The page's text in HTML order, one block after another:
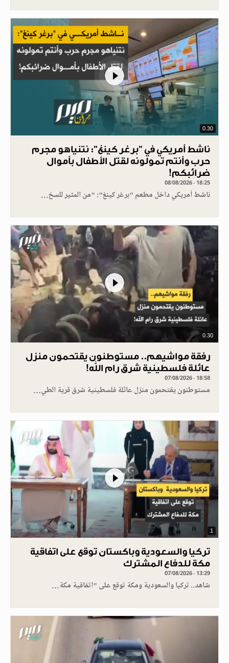
0.30
ناشط أمريكي في "برغر كينغ": نتنياهو مجرم
حرب وأنتم تمولونه لقتل الأطفال بأموال
ضرائبكم!
08/08/2026 - 18:25
ناشط أمريكي داخل مطعم "برغر كينغ": "من المثير للسخ…
0.30
رفقة مواشيهم.. مستوطنون يقتحمون منزل
عائلة فلسطينية شرق رام الله!
07/08/2026 - 18:58
مستوطنون يقتحمون منزل عائلة فلسطينية شرق قرية الطي…
1
تركيا والسعودية وباكستان توقع على اتفاقية
مكة للدفاع المشترك
07/08/2026 - 13:29
شاهد.. تركيا والسعودية ومكة توقع على "اتفاقية مكة…